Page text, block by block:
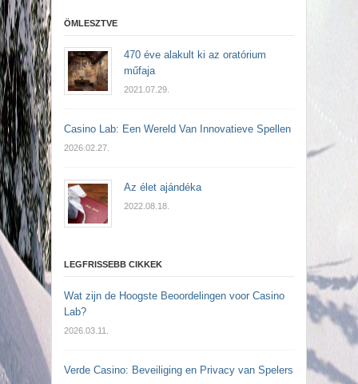
ÖMLESZTVE
470 éve alakult ki az oratórium
műfaja
2021.07.29.
Casino Lab: Een Wereld Van Innovatieve Spellen
2026.02.27.
Az élet ajándéka
2022.08.18.
LEGFRISSEBB CIKKEK
Wat zijn de Hoogste Beoordelingen voor Casino
Lab?
2026.03.11.
Verde Casino: Beveiliging en Privacy van Spelers